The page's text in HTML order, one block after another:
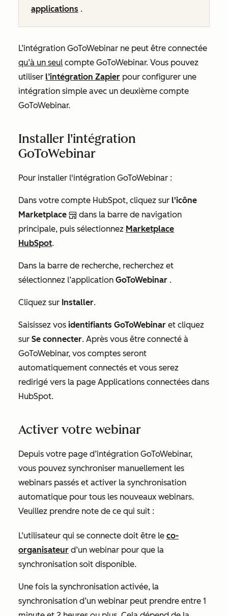
applications .
L’intégration GoToWebinar ne peut être connectée
qu’à un seul compte GoToWebinar. Vous pouvez
utiliser l’intégration Zapier pour configurer une
intégration simple avec un deuxième compte
GoToWebinar.
Installer l'intégration
GoToWebinar
Pour installer l'intégration GoToWebinar :
Dans votre compte HubSpot, cliquez sur l'icône
Marketplace
dans la barre de navigation
principale, puis sélectionnez Marketplace
HubSpot.
Dans la barre de recherche, recherchez et
sélectionnez l’application GoToWebinar .
Cliquez sur Installer.
Saisissez vos identifiants GoToWebinar et cliquez
sur Se connecter. Après vous être connecté à
GoToWebinar, vos comptes seront
automatiquement connectés et vous serez
redirigé vers la page Applications connectées dans
HubSpot.
Activer votre webinar
Depuis votre page d’intégration GoToWebinar,
vous pouvez synchroniser manuellement les
webinars passés et activer la synchronisation
automatique pour tous les nouveaux webinars.
Veuillez prendre note de ce qui suit :
L’utilisateur qui se connecte doit être le co-
organisateur d’un webinar pour que la
synchronisation soit disponible.
Une fois la synchronisation activée, la
synchronisation d’un webinar peut prendre entre 1